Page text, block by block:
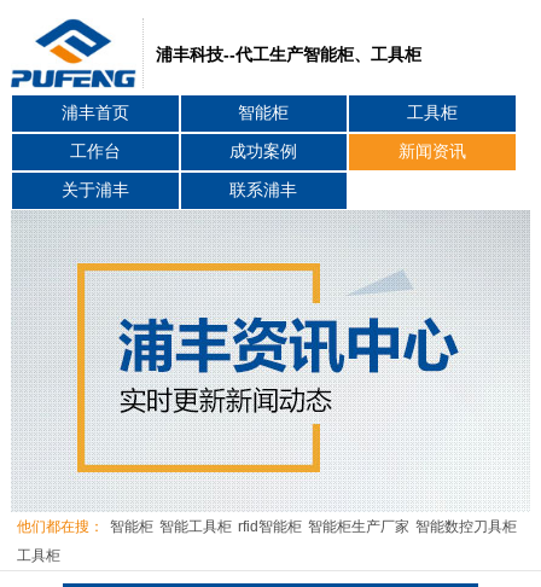
浦丰科技--代工生产智能柜、工具柜
浦丰首页 智能柜 工具柜
工作台 成功案例 新闻资讯
关于浦丰 联系浦丰
他们都在搜： 智能柜 智能工具柜 rfid智能柜 智能柜生产厂家 智能数控刀具柜
工具柜